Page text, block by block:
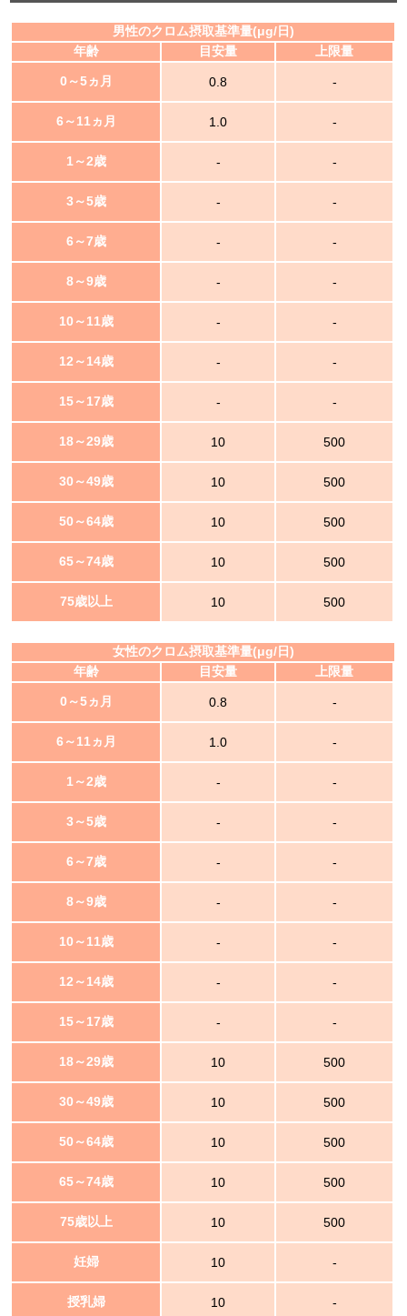
男性のクロム摂取基準量(μg/日)
年齢
目安量 上限量
0～5ヵ月 0.8 -
6～11ヵ月 1.0 -
1～2歳 - -
3～5歳 - -
6～7歳 - -
8～9歳 - -
10～11歳 - -
12～14歳 - -
15～17歳 - -
18～29歳 10 500
30～49歳 10 500
50～64歳 10 500
65～74歳 10 500
75歳以上 10 500
女性のクロム摂取基準量(μg/日)
年齢
目安量 上限量
0～5ヵ月 0.8 -
6～11ヵ月 1.0 -
1～2歳 - -
3～5歳 - -
6～7歳 - -
8～9歳 - -
10～11歳 - -
12～14歳 - -
15～17歳 - -
18～29歳 10 500
30～49歳 10 500
50～64歳 10 500
65～74歳 10 500
75歳以上 10 500
妊婦 10 -
授乳婦 10 -